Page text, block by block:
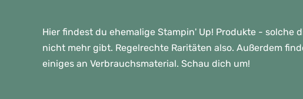
Hier findest du ehemalige Stampin' Up! Produkte - solche
nicht mehr gibt. Regelrechte Raritäten also. Außerdem
einiges an Verbrauchsmaterial. Schau dich um!